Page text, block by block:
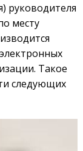
руководителя
месту
Такое
следующих